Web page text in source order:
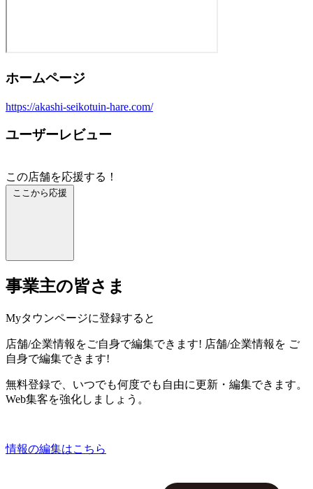
ホームページ
https://akashi-seikotuin-hare.com/
ユーザーレビュー
この店舗を応援する！
ここから応援
事業主の皆さま
Myタウンページに登録すると
店舗/企業情報をご自身で編集できます! 店舗/企業情報を ご
自身で編集できます!
無料登録で、いつでも何度でも自由に更新・編集できます。
Web集客を強化しましょう。
情報の編集はこちら